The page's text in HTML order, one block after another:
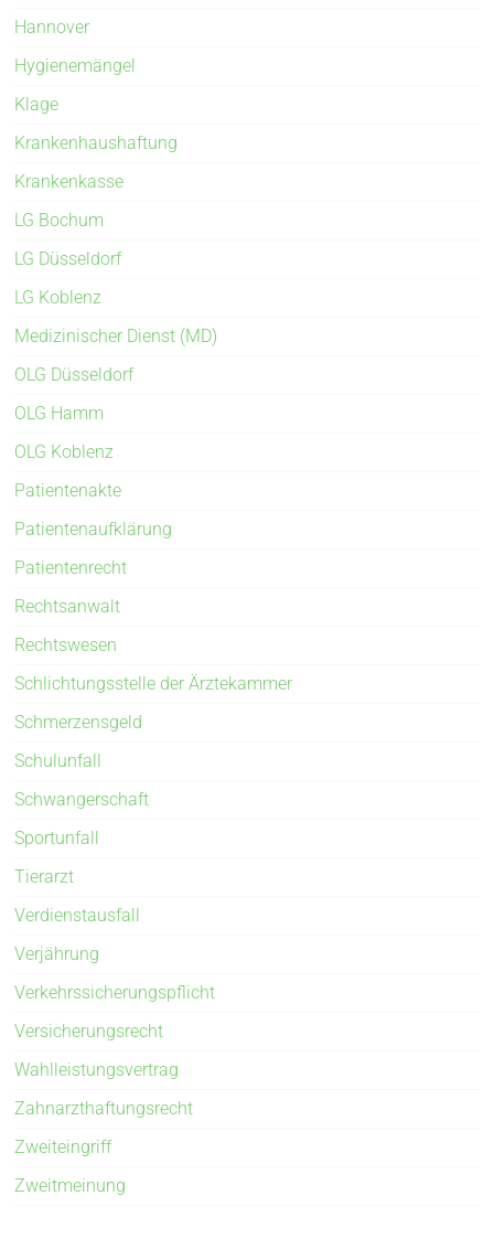
Hannover
Hygienemängel
Klage
Krankenhaushaftung
Krankenkasse
LG Bochum
LG Düsseldorf
LG Koblenz
Medizinischer Dienst (MD)
OLG Düsseldorf
OLG Hamm
OLG Koblenz
Patientenakte
Patientenaufklärung
Patientenrecht
Rechtsanwalt
Rechtswesen
Schlichtungsstelle der Ärztekammer
Schmerzensgeld
Schulunfall
Schwangerschaft
Sportunfall
Tierarzt
Verdienstausfall
Verjährung
Verkehrssicherungspflicht
Versicherungsrecht
Wahlleistungsvertrag
Zahnarzthaftungsrecht
Zweiteingriff
Zweitmeinung